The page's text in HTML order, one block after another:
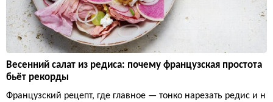
Весенний салат из редиса: почему французская простота
бьёт рекорды
Французский рецепт, где главное — тонко нарезать редис и н